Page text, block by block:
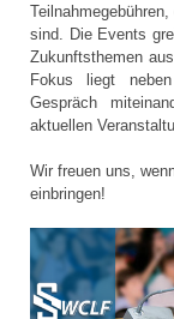
sind. Die Events
Zukunftsthemen
Fokus liegt
Gespräch
aktuellen
Wir freuen uns,
einbringen!